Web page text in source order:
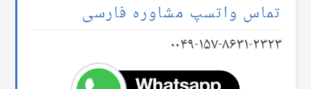
تماس واتسپ مشاوره فارسی
۰۰۴۹-۱۵۷-۸۶۳۱-۲۳۲۳